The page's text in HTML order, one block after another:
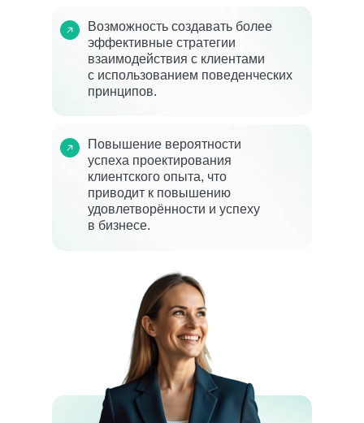
Повышение вероятности
успеха проектирования
клиентского опыта, что
приводит к повышению
удовлетворённости и успеху
в бизнесе.
Возможность создавать более
эффективные стратегии
взаимодействия с клиентами
с использованием поведенческих
принципов.